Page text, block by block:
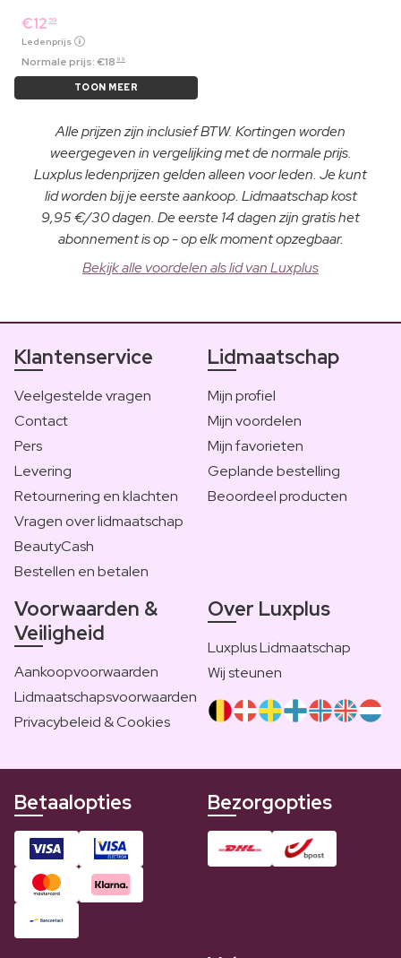
€12 59
Ledenprijs
Normale prijs:€18 99
TOON MEER
Alle prijzen zijn inclusief BTW. Kortingen worden
weergegeven in vergelijking met de normale prijs.
Luxplus ledenprijzen gelden alleen voor leden. Je kunt
lid worden bij je eerste aankoop. Lidmaatschap kost
9,95 €/30 dagen. De eerste 14 dagen zijn gratis het
abonnement is op - op elk moment opzegbaar.
Bekijk alle voordelen als lid van Luxplus
Klantenservice
Veelgestelde vragen
Contact
Pers
Levering
Retournering en klachten
Vragen over lidmaatschap
BeautyCash
Bestellen en betalen
Lidmaatschap
Mijn profiel
Mijn voordelen
Mijn favorieten
Geplande bestelling
Beoordeel producten
Voorwaarden &
Veiligheid
Aankoopvoorwaarden
Lidmaatschapsvoorwaarden
Privacybeleid & Cookies
Over Luxplus
Luxplus Lidmaatschap
Wij steunen
Betaalopties Bezorgopties